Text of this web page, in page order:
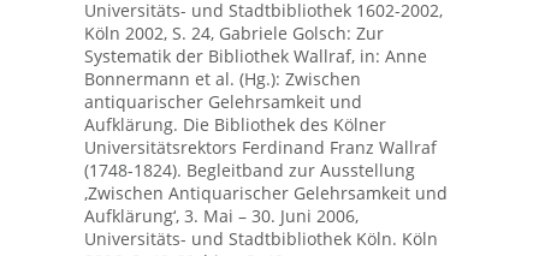
Universitäts- und Stadtbibliothek 1602-2002,
Köln 2002, S. 24, Gabriele Golsch: Zur
Systematik der Bibliothek Wallraf, in: Anne
Bonnermann et al. (Hg.): Zwischen
antiquarischer Gelehrsamkeit und
Aufklärung. Die Bibliothek des Kölner
Universitätsrektors Ferdinand Franz Wallraf
(1748-1824). Begleitband zur Ausstellung
‚Zwischen Antiquarischer Gelehrsamkeit und
Aufklärung‘, 3. Mai – 30. Juni 2006,
Universitäts- und Stadtbibliothek Köln. Köln